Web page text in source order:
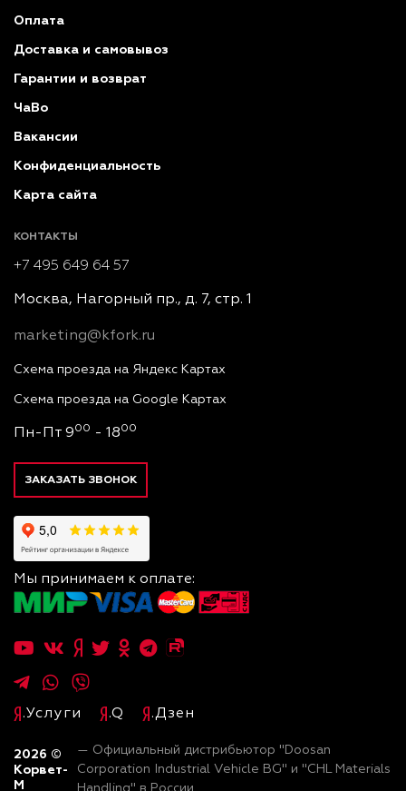
Оплата
Доставка и самовывоз
Гарантии и возврат
ЧаВо
Вакансии
Конфиденциальность
Карта сайта
КОНТАКТЫ
+7 495 649 64 57
Москва, Нагорный пр., д. 7, стр. 1
marketing@kfork.ru
Схема проезда на Яндекс Картах
Схема проезда на Google Картах
Пн-Пт 900 - 1800
ЗАКАЗАТЬ ЗВОНОК
Мы принимаем к оплате:
.Услуги .Q .Дзен
2026 ©
Корвет-
М
— Официальный дистрибьютор "Doosan
Corporation Industrial Vehicle BG" и "CHL Materials
Handling" в России.